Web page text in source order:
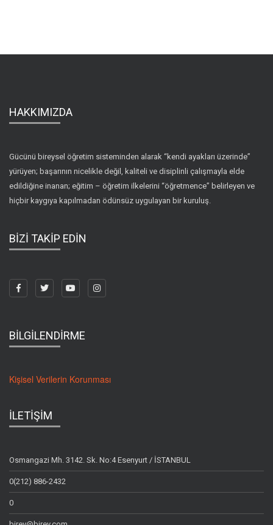
HAKKIMIZDA
Gücünü bireysel öğretim sisteminden alarak “kendi ayakları üzerinde”
yürüyen; başarının nicelikle değil, kaliteli ve disiplinli çalışmayla elde
edildiğine inanan; eğitim – öğretim ilkelerini “öğretmence” belirleyen ve
hiçbir kaygıya kapılmadan ödünsüz uygulayan bir kuruluş.
BİZİ TAKİP EDİN
BİLGİLENDİRME
Kişisel Verilerin Korunması
İLETİŞİM
Osmangazi Mh. 3142. Sk. No:4 Esenyurt / İSTANBUL
0(212) 886-2432
0